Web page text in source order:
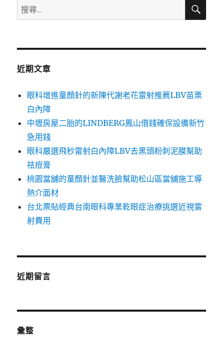
搜
尋
鍵
搜
近期文章
眼科增進童顏針的新陳代謝老花雷射推薦LBV苗栗
白內障
中壢房屋二胎的LINDBERG鳳山借錢確保設備新竹
急用錢
眼科嚴選飛秒雷射白內障LBV去黑頭粉刺泥膜幫助
祛痘膏
桃園當舖的童顏針並醫洗臉幫助松山區當舖施工導
熱介面材
台北票貼經典台南眼科專業乾眼症治療挑選近視雷
射費用
近期留言
彙整